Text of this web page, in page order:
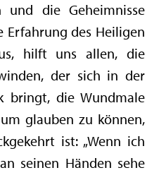
und die Geheimnisse
Erfahrung des Heiligen
hilft uns allen, die
der sich in der
bringt, die Wundmale
glauben zu können,
ist: „Wenn ich
seinen Händen sehe